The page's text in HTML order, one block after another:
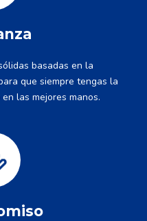
basadas en la
que siempre tengas la
las mejores manos.